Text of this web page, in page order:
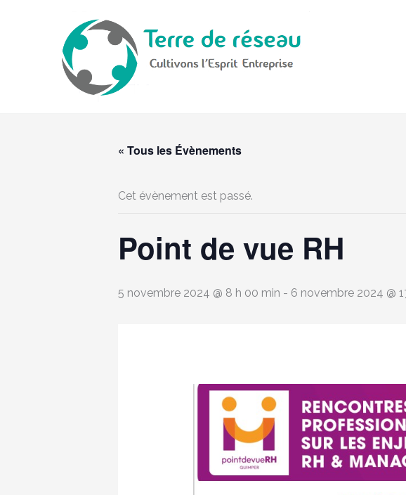
« Tous les Évènements
Cet évènement est passé.
Point de vue RH
5 novembre 2024 @ 8 h 00 min - 6 novembre 2024 @